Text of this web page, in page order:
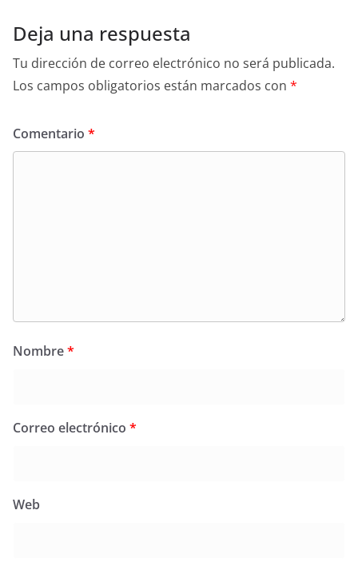
Deja una respuesta
Tu dirección de correo electrónico no será publicada.
Los campos obligatorios están marcados con *
Comentario *
Nombre*
Correo electrónico *
Web